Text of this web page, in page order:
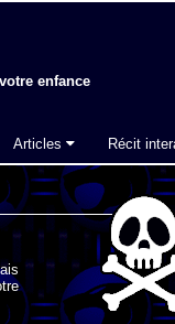
enfance
Articles Récit